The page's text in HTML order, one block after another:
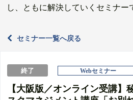
し、ともに解決していくセミナー
セミナー一覧へ戻る
終了 Webセミナー
【大阪版／オンライン受講】